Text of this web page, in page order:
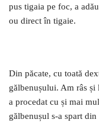
pus tigaia pe foc, a
ou direct în tigaie.
Din păcate, cu toată
gălbenușului. Am râs
a procedat cu și mai
gălbenușul s-a spart din